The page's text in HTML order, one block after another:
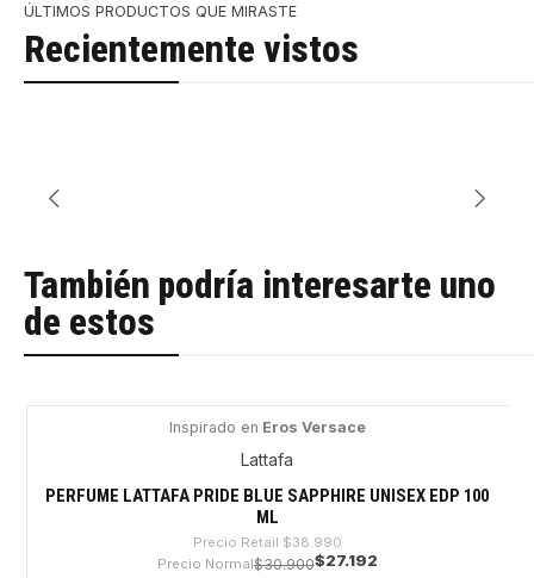
ÚLTIMOS PRODUCTOS QUE MIRASTE
Recientemente vistos
También podría interesarte uno
de estos
Inspirado en Eros Versace
Lattafa
PERFUME LATTAFA PRIDE BLUE SAPPHIRE UNISEX EDP 100
ML
Precio Retail $38.990
Precio Normal$30.900$27.192